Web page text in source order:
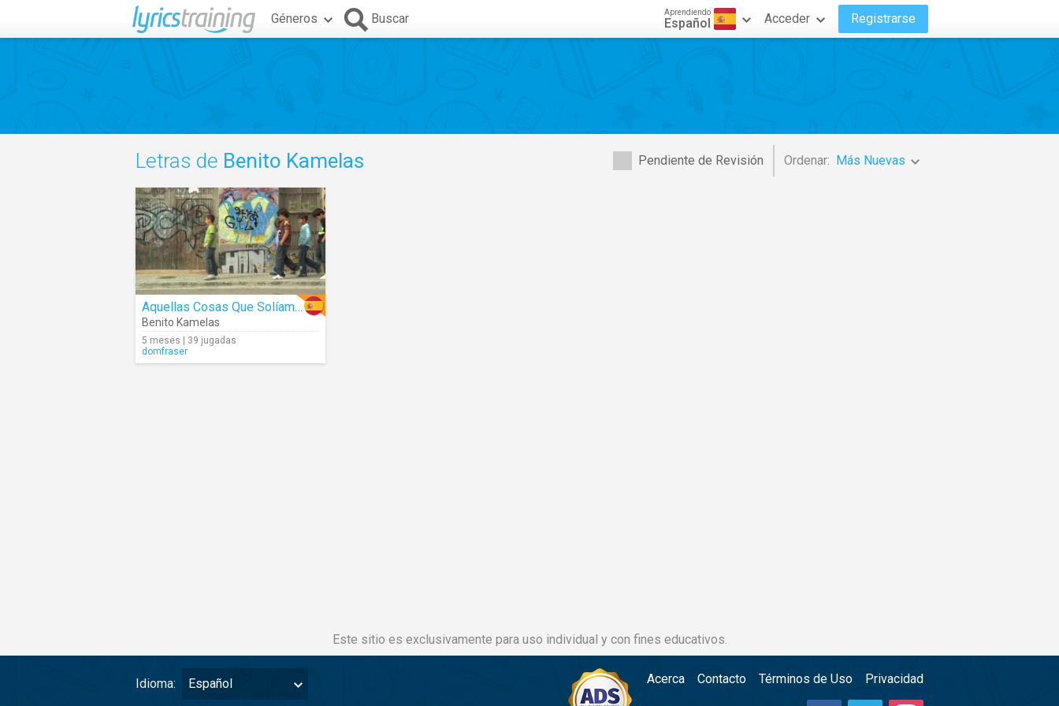
Géneros Buscar Aprendiendo
Español Acceder Registrarse
Pendiente de Revisión Ordenar: Más Nuevas
Letras de Benito Kamelas
Aquellas Cosas Que Solíamos Hacer
Benito Kamelas
5 meses | 39 jugadas
domfraser
Este sitio es exclusivamente para uso individual y con fines educativos.
Idioma: Español Acerca Contacto Términos de Uso Privacidad